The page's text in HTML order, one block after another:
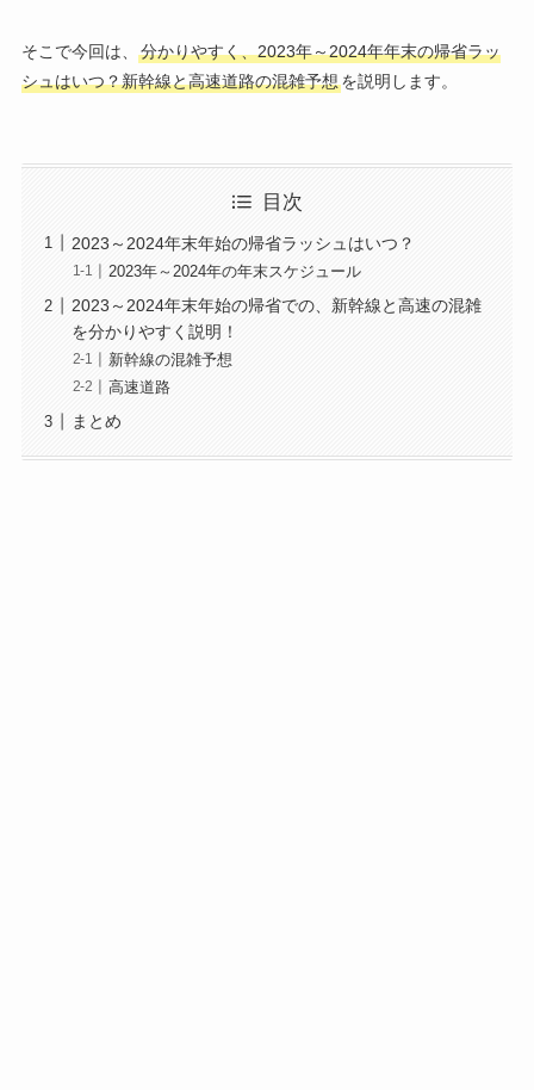
そこで今回は、
分かりやすく、2023年～2024年年末の帰省ラッ
シュはいつ？新幹線と高速道路の混雑予想を説明します。
目次
2023～2024年末年始の帰省ラッシュはいつ？
2023年～2024年の年末スケジュール
2023～2024年末年始の帰省での、新幹線と高速の混雑
を分かりやすく説明！
新幹線の混雑予想
高速道路
まとめ